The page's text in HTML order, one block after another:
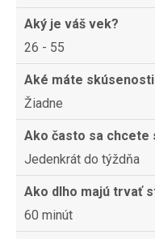
Aký je váš vek?
26 - 55
Aké máte
Žiadne
Ako často sa chcete
Jedenkrát do týždňa
Ako dlho majú trvať
60 minút